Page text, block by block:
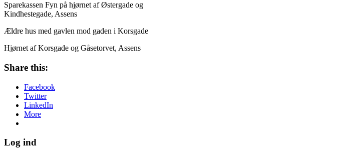
Sparekassen Fyn på hjørnet af Østergade og
Kindhestegade, Assens
Ældre hus med gavlen mod gaden i Korsgade
Hjørnet af Korsgade og Gåsetorvet, Assens
Share this:
Facebook
Twitter
LinkedIn
More
Log ind